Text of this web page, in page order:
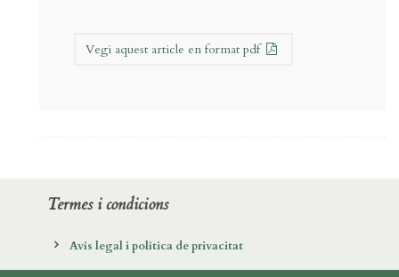
Vegi aquest article en format pdf
Termes i condicions
Avís legal i política de privacitat